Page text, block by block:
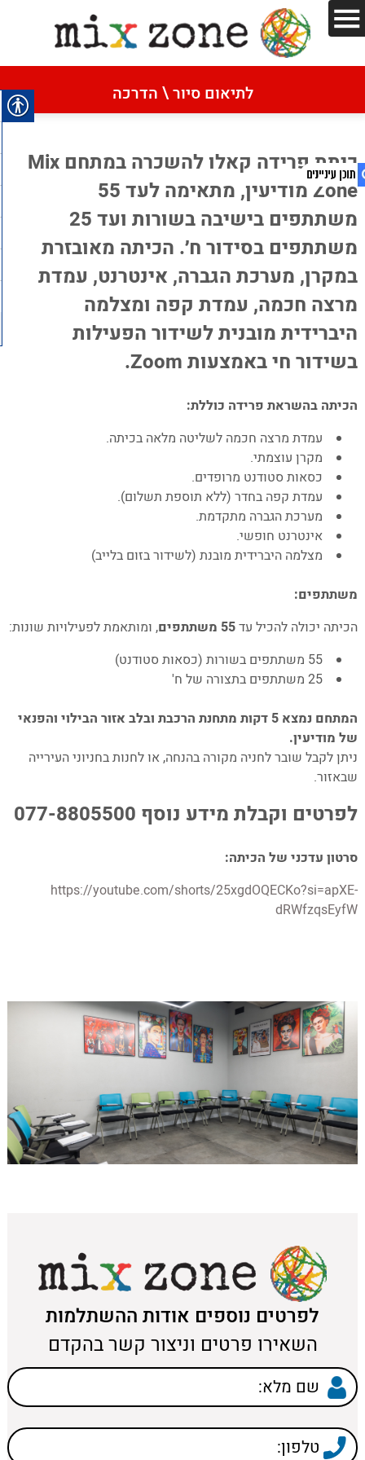
1. כיתת פרידה קאלו
Zone מודיעין, מתאימה לעד 55 משתתפים
בישיבה בשורות ועד 25 משתתפים בסידור ח׳.
הכיתה מאובזרת במקרן, מערכת הגברה, אינטרנט,
היברידית מובנית לשידור הפעילות בשידור חי
3. לפרטים וקבלת מידע נוסף 077-8805500
לתיאום סיור \ הדרכה
דף הבית»כיתת פרידה קאלו
כיתת פרידה קאלו
כיתת פרידה קאלו להשכרה במתחם Mix
Zone מודיעין, מתאימה לעד 55
משתתפים בישיבה בשורות ועד 25
משתתפים בסידור ח׳. הכיתה מאובזרת
במקרן, מערכת הגברה, אינטרנט, עמדת
מרצה חכמה, עמדת קפה ומצלמה
היברידית מובנית לשידור הפעילות
בשידור חי באמצעות Zoom.
הכיתה בהשראת פרידה כוללת:
עמדת מרצה חכמה לשליטה מלאה בכיתה.
מקרן עוצמתי.
כסאות סטודנט מרופדים.
עמדת קפה בחדר (ללא תוספת תשלום).
מערכת הגברה מתקדמת.
אינטרנט חופשי.
מצלמה היברידית מובנת (לשידור בזום בלייב)
משתתפים:
הכיתה יכולה להכיל עד55 משתתפים
, ומותאמת לפעילויות שונות:
55 משתתפים בשורות (כסאות סטודנט)
25 משתתפים בתצורה של ח'
המתחם נמצא 5 דקות מתחנת הרכבת ובלב אזור הבילוי והפנאי
של מודיעין.
ניתן לקבל שובר לחניה מקורה בהנחה, או לחנות בחניוני העירייה
שבאזור.
לפרטים וקבלת מידע נוסף 077-8805500
סרטון עדכני של הכיתה:
https://youtube.com/shorts/25xgdOQECKo?si=apXE-
dRWfzqsEyfW
לפרטים נוספים אודות ההשתלמות
השאירו פרטים וניצור קשר בהקדם